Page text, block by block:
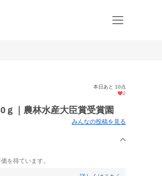
本日あと 10点
2
ｇ｜農林水産大臣賞受賞園
みんなの投稿を見る
を得ています。